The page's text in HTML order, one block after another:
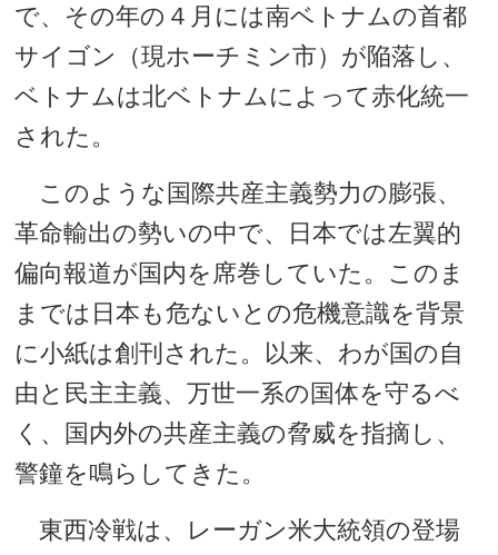
で、その年の４月には南ベトナムの首都
サイゴン（現ホーチミン市）が陥落し、
ベトナムは北ベトナムによって赤化統一
された。
このような国際共産主義勢力の膨張、
革命輸出の勢いの中で、日本では左翼的
偏向報道が国内を席巻していた。このま
までは日本も危ないとの危機意識を背景
に小紙は創刊された。以来、わが国の自
由と民主主義、万世一系の国体を守るべ
く、国内外の共産主義の脅威を指摘し、
警鐘を鳴らしてきた。
東西冷戦は、レーガン米大統領の登場